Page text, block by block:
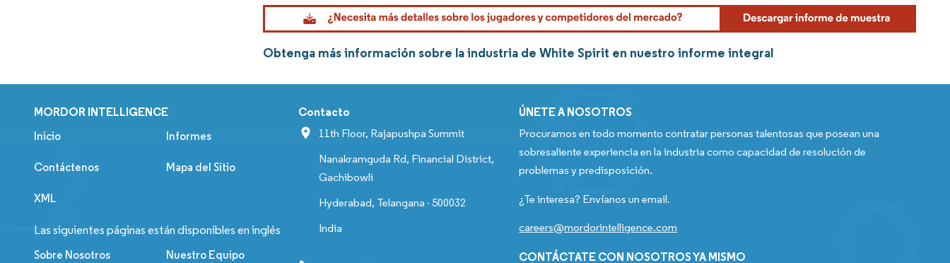
Obtenga más información sobre la industria de White Spirit en nuestro informe integral
MORDOR INTELLIGENCE
Inicio Informes
Contáctenos Mapa del Sitio
XML
Las siguientes páginas están disponibles en inglés
Sobre Nosotros Nuestro Equipo
Contacto
11th Floor, Rajapushpa Summit
Nanakramguda Rd, Financial District,
Gachibowli
Hyderabad, Telangana - 500032
India
ÚNETE A NOSOTROS
Procuramos en todo momento contratar personas talentosas que posean una
sobresaliente experiencia en la industria como capacidad de resolución de
problemas y predisposición.
¿Te interesa? Envíanos un email.
careers@mordorintelligence.com
CONTÁCTATE CON NOSOTROS YA MISMO